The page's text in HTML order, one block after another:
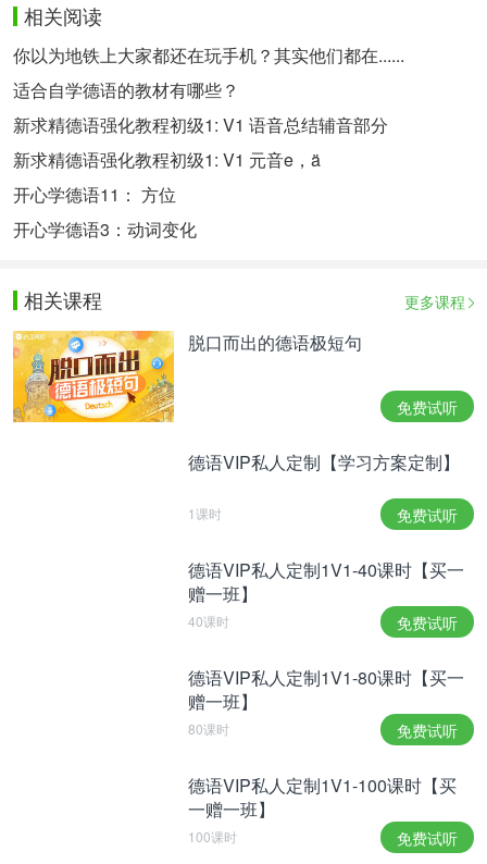
von Olympia nicht genug
塑胶跑道或者冰面：亚历山德拉·布格哈特对奥运的
追逐永不停歇
Aber das war noch nicht alles: Im Februar
2022 sorgte Burghardt für
Winterspielen in Peking als Anschieberin im
holte. Die Entscheidung, den
Eis
zuwagen, traf die herausragende Sportlerin
während der pandemiebedingten Wettkampfpause.
但这还不是全部：2022年2月，布格哈特在北京冬奥
会上作为双人雪车的刹车手滑下赛道，并一举夺得银
牌，引起了轰动。这位优秀的运动员毅然决定在疫情
导致的比赛间歇期期间投身冰雪运动。
Während dieser Zeit formte sie ihren Körper durch
Cross-Training neu und fand so den idealen Einstieg
beeindruckt von ihrer schnellen
Anpassungsfähigkeit und ihrem beeindruckenden
verkündete damals stolz auf seiner Website ihre
Nominierung durch den Deutschen Olympischen
相关阅读
你以为地铁上大家都还在玩手机？其实他们都在......
适合自学德语的教材有哪些？
新求精德语强化教程初级1: V1 语音总结辅音部分
新求精德语强化教程初级1: V1 元音e，ä
开心学德语11： 方位
开心学德语3：动词变化
相关课程 更多课程
脱口而出的德语极短句
免费试听
德语VIP私人定制【学习方案定制】
1课时 免费试听
德语VIP私人定制1V1-40课时【买一
赠一班】
40课时 免费试听
德语VIP私人定制1V1-80课时【买一
赠一班】
80课时 免费试听
德语VIP私人定制1V1-100课时【买
一赠一班】
100课时 免费试听